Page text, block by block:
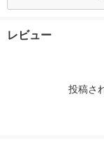
レビュー
投稿さ